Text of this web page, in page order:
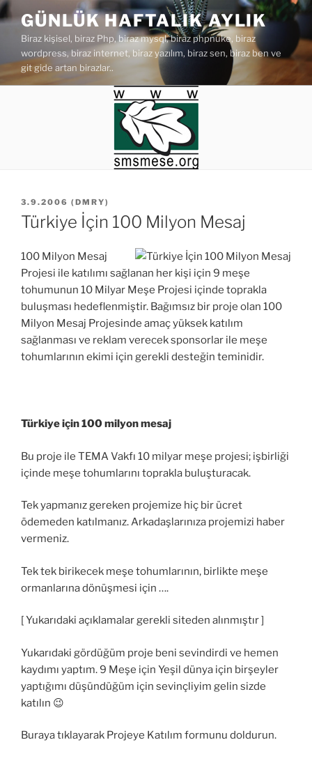
İçeriğe
geç
GÜNLÜK HAFTALIK AYLIK
Biraz kişisel, biraz Php, biraz mysql, biraz phpnuke, biraz
wordpress, biraz internet, biraz yazılım, biraz sen, biraz ben ve
git gide artan birazlar..
YAYIM
TARIHI
3.9.2006 ( DMRY)
Türkiye İçin 100 Milyon Mesaj
100 Milyon Mesaj
Projesi ile katılımı sağlanan her kişi için 9 meşe
tohumunun 10 Milyar Meşe Projesi içinde toprakla
buluşması hedeflenmiştir. Bağımsız bir proje olan 100
Milyon Mesaj Projesinde amaç yüksek katılım
sağlanması ve reklam verecek sponsorlar ile meşe
tohumlarının ekimi için gerekli desteğin teminidir.
Türkiye için 100 milyon mesaj
Bu proje ile TEMA Vakfı 10 milyar meşe projesi; işbirliği
içinde meşe tohumlarını toprakla buluşturacak.
Tek yapmanız gereken projemize hiç bir ücret
ödemeden katılmanız. Arkadaşlarınıza projemizi haber
vermeniz.
Tek tek birikecek meşe tohumlarının, birlikte meşe
ormanlarına dönüşmesi için ….
[ Yukarıdaki açıklamalar gerekli siteden alınmıştır ]
Yukarıdaki gördüğüm proje beni sevindirdi ve hemen
kaydımı yaptım. 9 Meşe için Yeşil dünya için birşeyler
yaptığımı düşündüğüm için sevinçliyim gelin sizde
katılın 😉
Buraya tıklayarak Projeye Katılım formunu doldurun.